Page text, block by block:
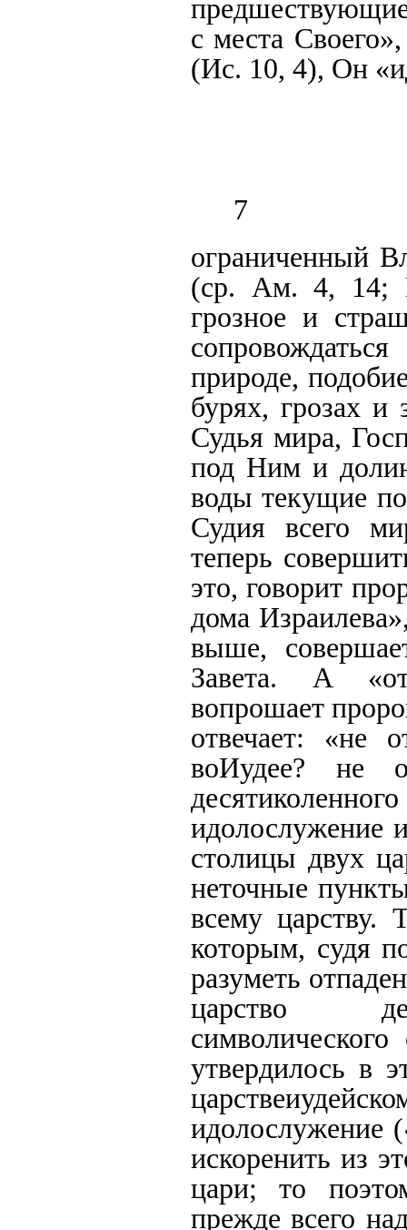
с места
(Ис. 10, 4), Он
7
ограниченный
(ср. Ам. 4, 14;
грозное и
природе,
бурях, грозах и
Судья мира,
под Ним и
воды текущие
Судия всего
теперь
это, говорит
дома
выше,
Завета. А «от
вопрошает
отвечает: «не
воИудее? не
идолослужение
столицы двух
неточные
всему царству.
которым, судя
разуметь
царство
утвердилось в
идолослужение
искоренить из
цари; то
прежде всего